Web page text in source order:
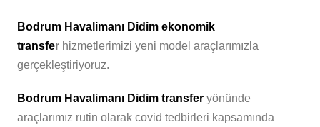
Bodrum Havalimanı Didim ekonomik
transfer hizmetlerimizi yeni model araçlarımızla
gerçekleştiriyoruz.
Bodrum Havalimanı Didim transfer yönünde
araçlarımız rutin olarak covid tedbirleri kapsamında